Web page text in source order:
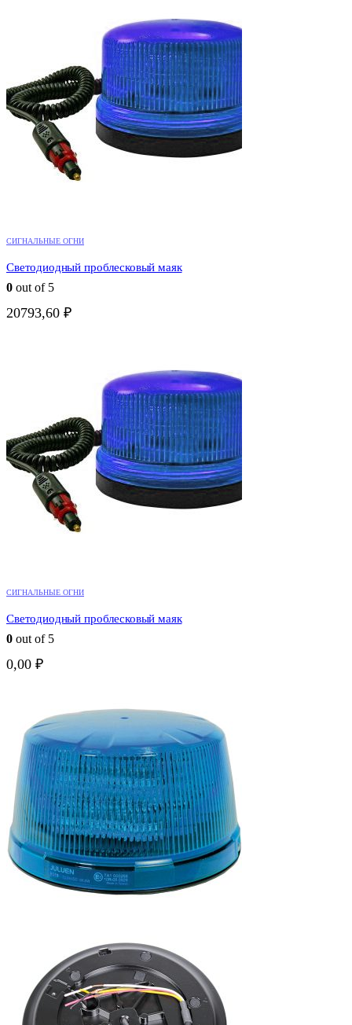
СИГНАЛЬНЫЕ ОГНИ
Светодиодный проблесковый маяк
0 out of 5
20793,60 ₽
СИГНАЛЬНЫЕ ОГНИ
Светодиодный проблесковый маяк
0 out of 5
0,00 ₽